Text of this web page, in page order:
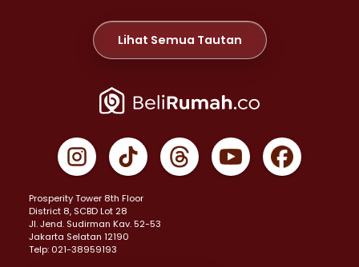
Properti Dijual di Meruya >
Properti Dijual di Jelambar >
Properti Dijual di Jakarta Pusat >
Properti Dijual di Gambir >
Properti Dijual di Johar Baru >
Properti Dijual di Menteng >
Properti Dijual di Senen >
Properti Dijual di Tanah Abang >
Properti Dijual di Cikini >
Lihat Semua Tautan
Prosperity Tower 8th Floor
District 8, SCBD Lot 28
JI. Jend. Sudirman Kav. 52-53
Jakarta Selatan 12190
Telp: 021-38959193